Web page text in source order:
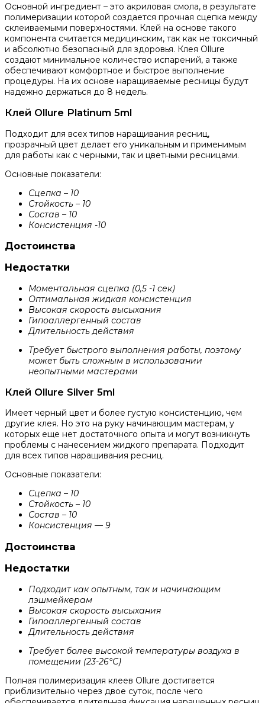
Основной ингредиент – это акриловая смола, в результате
полимеризации которой создается прочная сцепка между
склеиваемыми поверхностями. Клей на основе такого
компонента считается медицинским, так как не токсичный
и абсолютно безопасный для здоровья. Клея Ollure
создают минимальное количество испарений, а также
обеспечивают комфортное и быстрое выполнение
процедуры. На их основе наращиваемые ресницы будут
надежно держаться до 8 недель.
Клей Ollure Platinum 5ml
Подходит для всех типов наращивания ресниц,
прозрачный цвет делает его уникальным и применимым
для работы как с черными, так и цветными ресницами.
Основные показатели:
Сцепка – 10
Стойкость – 10
Состав – 10
Консистенция -10
Достоинства
Недостатки
Моментальная сцепка (0,5 -1 сек)
Оптимальная жидкая консистенция
Высокая скорость высыхания
Гипоаллергенный состав
Длительность действия
Требует быстрого выполнения работы, поэтому
может быть сложным в использовании
неопытными мастерами
Клей Ollure Silver 5ml
Имеет черный цвет и более густую консистенцию, чем
другие клея. Но это на руку начинающим мастерам, у
которых еще нет достаточного опыта и могут возникнуть
проблемы с нанесением жидкого препарата. Подходит
для всех типов наращивания ресниц.
Основные показатели:
Сцепка – 10
Стойкость – 10
Состав – 10
Консистенция — 9
Достоинства
Недостатки
Подходит как опытным, так и начинающим
лэшмейкерам
Высокая скорость высыхания
Гипоаллергенный состав
Длительность действия
Требует более высокой температуры воздуха в
помещении (23-26°С)
Полная полимеризация клеев Ollure достигается
приблизительно через двое суток, после чего